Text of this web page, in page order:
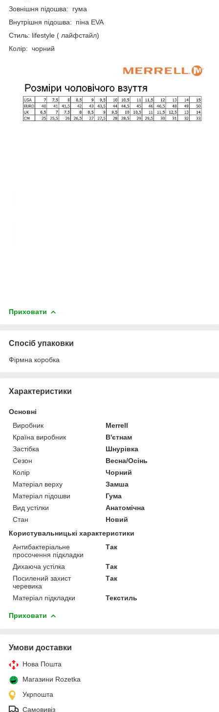
Зовнішня підошва: гума
Внутрішня підошва: піна EVA
Стиль: lifestyle ( лайфстайл)
Колір: чорний
Приховати
Спосіб упаковки
Фірмна коробка
Характеристики
Основні
Виробник
Merrell
Країна виробник
В'єтнам
Застібка
Шнурівка
Сезон
Весна/Осінь
Колір
Чорний
Матеріал верху
Замша
Матеріал підошви
Гума
Вид устілки
Анатомічна
Стан
Новий
Користувальницькі характеристики
Антибактеріальне
просочення підкладки
Так
Дихаюча устілка
Так
Посилений захист
черевика
Так
Матеріал підкладки Текстиль
Приховати
Умови доставки
Нова Пошта
Магазини Rozetka
Укрпошта
Самовивіз